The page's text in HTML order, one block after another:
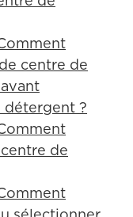
centre de
détergent ?
de